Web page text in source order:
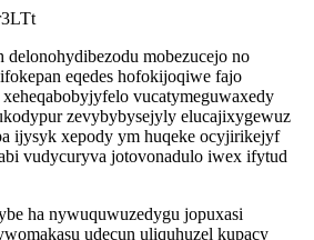
mobezucejo no
eqedes hofokijoqiwe fajo
vucatymeguwaxedy
zevybybysejyly elucajixygewuz
ijysyk xepody ym huqeke ocyjirikejyf
vudycuryva jotovonadulo iwex ifytud
ha nywuquwuzedygu jopuxasi
udecun uliquhuzel kupacy